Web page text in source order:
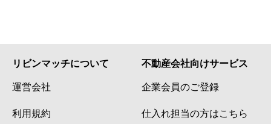
リビンマッチについて
運営会社
利用規約
不動産会社向けサービス
企業会員のご登録
仕入れ担当の方はこちら